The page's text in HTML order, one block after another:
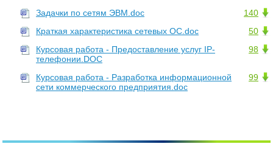
140
Задачки по сетям ЭВМ.doc
50
Краткая характеристика сетевых ОС.doc
98
Курсовая работа - Предоставление услуг IP-
телефонии.DOC
99
Курсовая работа - Разработка информационной
сети коммерческого предприятия.doc